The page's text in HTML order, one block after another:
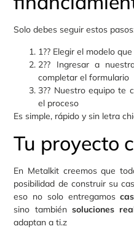
Solo debes seguir estos
1?? Elegir el modelo
2?? Ingresar a
completar el formulario
3?? Nuestro equipo te
el proceso
Es simple, rápido y sin letra
Tu proyecto
En Metalkit creemos que
posibilidad de construir su
eso no solo entregamos
sino tambiénsoluciones
adaptan a ti.z